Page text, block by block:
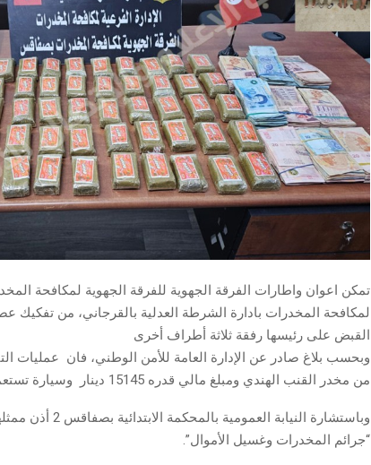
تمكن اعوان واطارات الفرقة الجهوية للفرقة الجهوية لمكافحة
لمكافحة المخدرات بادارة الشرطة العدلية بالقرجاني، من تفكيك
القبض على رئيسها رفقة ثلاثة أطراف أخرى
من مخدر القنب الهندي ومبلغ مالي قدره 15145 دينار وسيارة تستعمل في ترويج المخدرات.
وباستشارة
“جرائم المخدرات وغسيل الأموال”.